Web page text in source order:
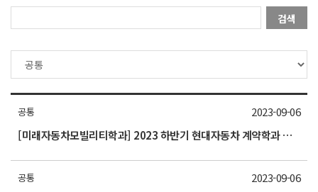
검색
공통
[미래자동차모빌리티학과] 2023 하반기 현대자동차 계약학과 모집 - 서울대 석사과정
2023-09-06
공통 2023-09-06